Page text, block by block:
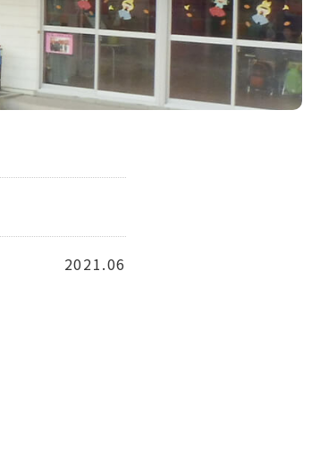
2021.06